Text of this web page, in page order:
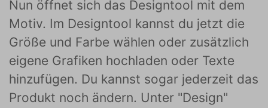
Nun öffnet sich das Designtool mit dem
Motiv. Im Designtool kannst du jetzt die
Größe und Farbe wählen oder zusätzlich
eigene Grafiken hochladen oder Texte
hinzufügen. Du kannst sogar jederzeit das
Produkt noch ändern. Unter "Design"